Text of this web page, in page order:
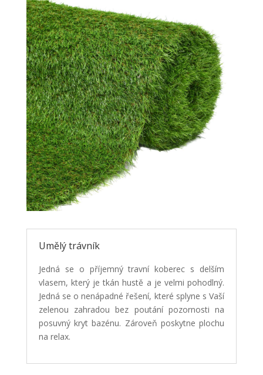
Umělý trávník
Jedná se o příjemný travní koberec s delším
vlasem, který je tkán hustě a je velmi pohodlný.
Jedná se o nenápadné řešení, které splyne s Vaší
zelenou zahradou bez poutání pozornosti na
posuvný kryt bazénu. Zároveň poskytne plochu
na relax.